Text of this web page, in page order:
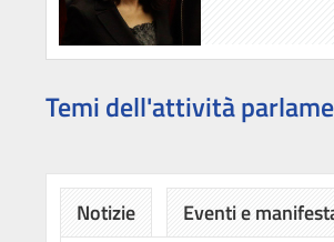
Temi dell'attività
Notizie Eventi e